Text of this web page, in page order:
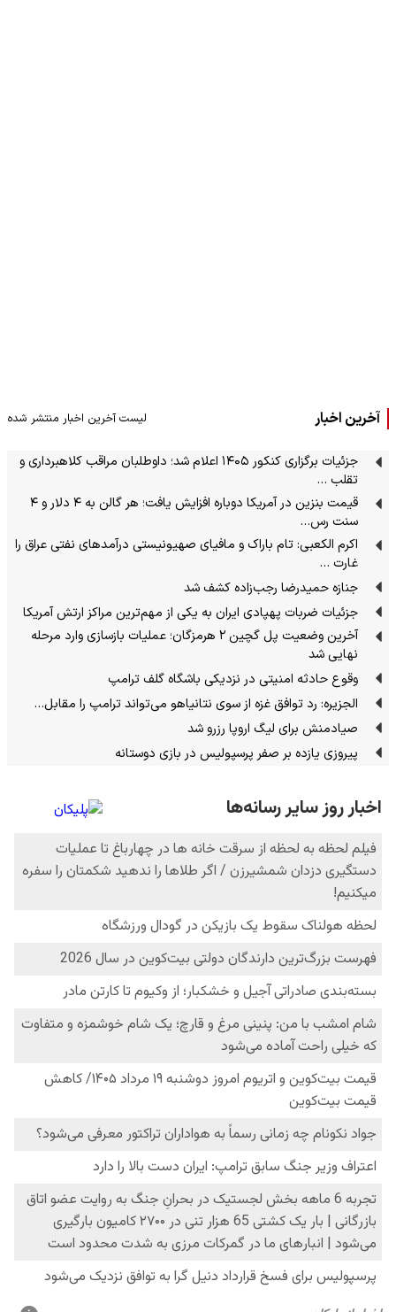
آخرین اخبار لیست آخرین اخبار منتشر شده
جزئیات برگزاری کنکور ۱۴۰۵ اعلام شد؛ داوطلبان مراقب کلاهبرداری و
تقلب …
قیمت بنزین در آمریکا دوباره افزایش یافت؛ هر گالن به ۴ دلار و ۴
سنت رس…
اکرم الکعبی: تام باراک و مافیای صهیونیستی درآمدهای نفتی عراق را
غارت …
جنازه حمیدرضا رجب‌زاده کشف شد
جزئیات ضربات پهپادی ایران به یکی از مهم‌ترین مراکز ارتش آمریکا
آخرین وضعیت پل گچین ۲ هرمزگان؛ عملیات بازسازی وارد مرحله
نهایی شد
وقوع حادثه امنیتی در نزدیکی باشگاه گلف ترامپ
الجزیره: رد توافق غزه از سوی نتانیاهو می‌تواند ترامپ را مقابل…
صیادمنش برای لیگ اروپا رزرو شد
پیروزی یازده بر صفر پرسپولیس در بازی دوستانه